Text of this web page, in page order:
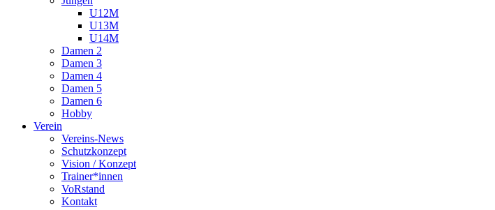
U12M
U13M
U14M
Damen 2
Damen 3
Damen 4
Damen 5
Damen 6
Hobby
Verein
Vereins-News
Schutzkonzept
Vision / Konzept
Trainer*innen
VoRstand
Kontakt